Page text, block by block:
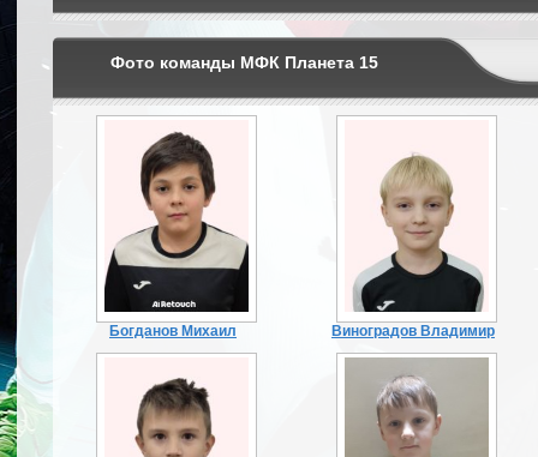
Фото команды МФК Планета 15
Богданов Михаил Виноградов Владимир